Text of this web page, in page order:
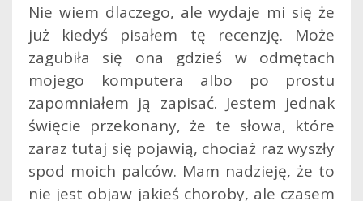
Nie wiem dlaczego, ale wydaje mi się że
już kiedyś pisałem tę recenzję. Może
zagubiła się ona gdzieś w odmętach
mojego komputera albo po prostu
zapomniałem ją zapisać. Jestem jednak
święcie przekonany, że te słowa, które
zaraz tutaj się pojawią, chociaż raz wyszły
spod moich palców. Mam nadzieję, że to
nie jest objaw jakieś choroby, ale czasem